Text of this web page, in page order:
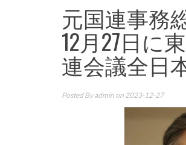
元国連事務
12月27日に
連会議全日
Posted Byadmin on 2023-12-27